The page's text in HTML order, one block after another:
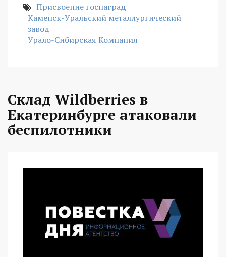
Присвоение госнаград
Каменск-Уральский металлургический
завод
Урало-Сибирская Компания
Склад Wildberries в
Екатеринбурге атаковали
беспилотники